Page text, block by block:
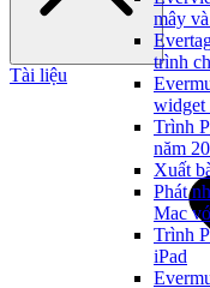
mây
trình
widget
Trình
năm
Xuất
Phát
Mac
Trình
iPad
Tài liệu